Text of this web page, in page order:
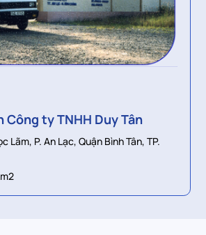
ty TNHH Duy Tân
Lãm, P. An Lạc, Quận Bình Tân, TP.